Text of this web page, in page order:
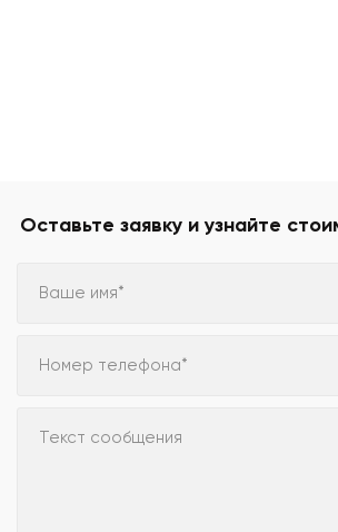
Оставьте заявку и узнайте
Ваше имя*
Номер телефона*
Текст сообщения